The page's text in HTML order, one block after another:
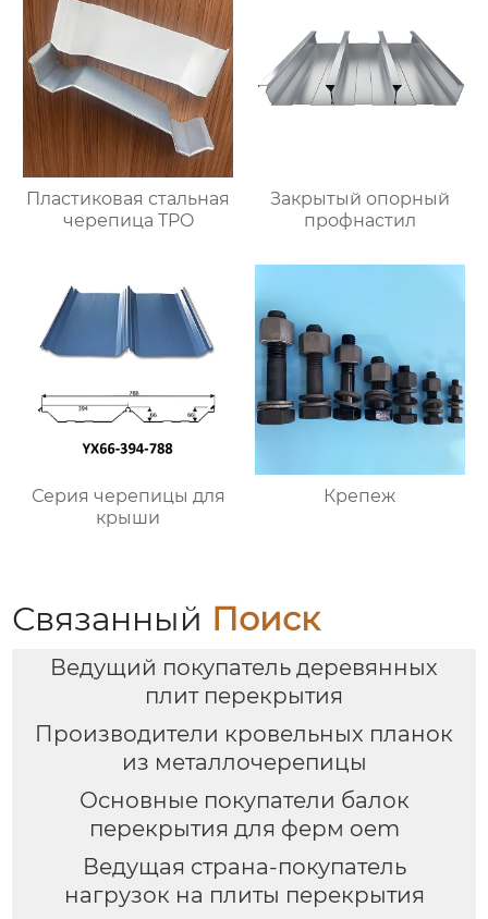
Пластиковая стальная
черепица TPO
Закрытый опорный
профнастил
Серия черепицы для
крыши
Крепеж
Связанный Поиск
Ведущий покупатель деревянных
плит перекрытия
Производители кровельных планок
из металлочерепицы
Основные покупатели балок
перекрытия для ферм oem
Ведущая страна-покупатель
нагрузок на плиты перекрытия